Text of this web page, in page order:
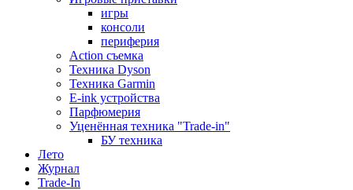
игры
консоли
периферия
Action съемка
Техника Dyson
Техника Garmin
E-ink устройства
Парфюмерия
Уценённая техника "Trade-in"
БУ техника
Лето
Журнал
Trade-In